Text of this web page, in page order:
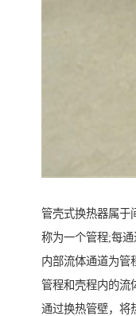
管壳式换热器属于
称为一个管程;每
内部流体通道为管
管程和壳程内的流
通过换热管壁，将